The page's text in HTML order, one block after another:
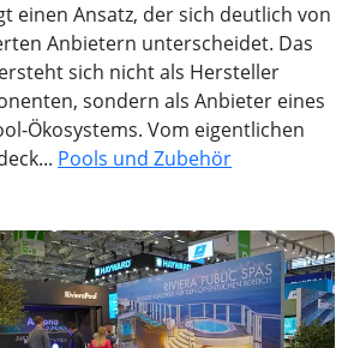
einen Ansatz, der sich deutlich von
Anbietern unterscheidet. Das
sich nicht als Hersteller
sondern als Anbieter eines
Ökosystems. Vom eigentlichen
Pools und Zubehör